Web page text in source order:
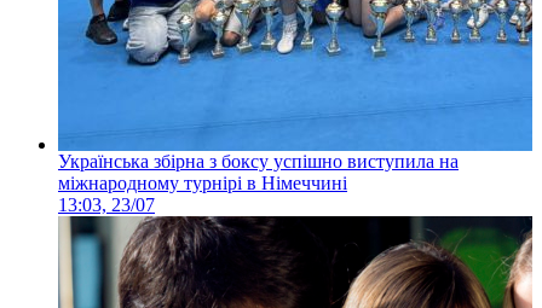
Українська збірна з боксу успішно виступила на
міжнародному турнірі в Німеччині
13:03, 23/07